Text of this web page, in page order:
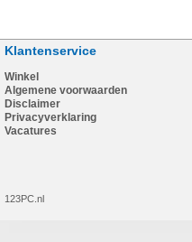
Klantenservice
Winkel
Algemene voorwaarden
Disclaimer
Privacyverklaring
Vacatures
123PC.nl